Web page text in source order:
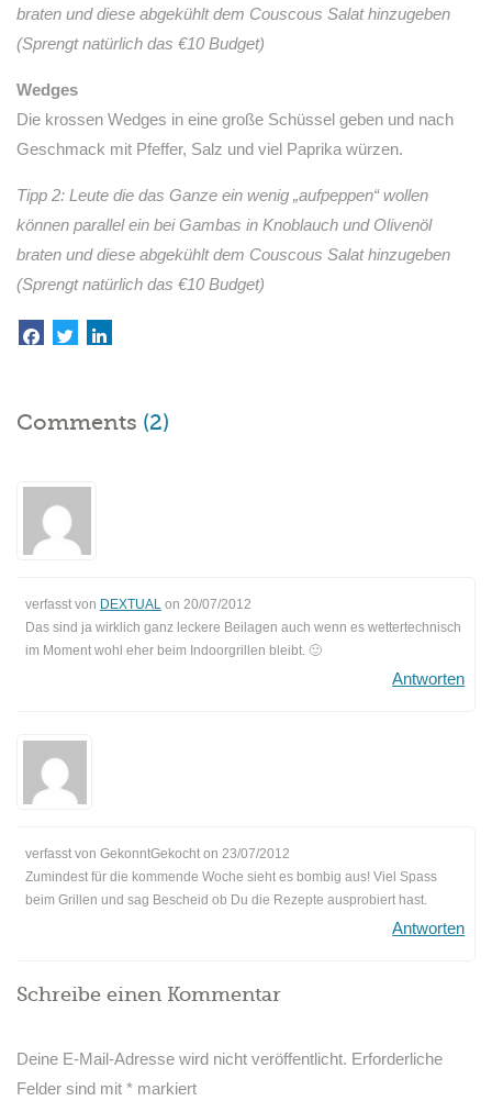
braten und diese abgekühlt dem Couscous Salat hinzugeben
(Sprengt natürlich das €10 Budget)
Wedges
Die krossen Wedges in eine große Schüssel geben und nach
Geschmack mit Pfeffer, Salz und viel Paprika würzen.
Tipp 2: Leute die das Ganze ein wenig „aufpeppen“ wollen
können parallel ein bei Gambas in Knoblauch und Olivenöl
braten und diese abgekühlt dem Couscous Salat hinzugeben
(Sprengt natürlich das €10 Budget)
Comments (2)
verfasst von DEXTUALon 20/07/2012
Das sind ja wirklich ganz leckere Beilagen auch wenn es wettertechnisch
im Moment wohl eher beim Indoorgrillen bleibt. 🙂
Antworten
verfasst von GekonntGekocht on 23/07/2012
Zumindest für die kommende Woche sieht es bombig aus! Viel Spass
beim Grillen und sag Bescheid ob Du die Rezepte ausprobiert hast.
Antworten
Schreibe einen Kommentar
Deine E-Mail-Adresse wird nicht veröffentlicht. Erforderliche
Felder sind mit* markiert